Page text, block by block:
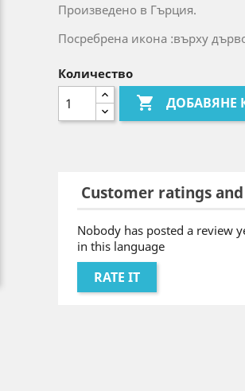
Произведено в Гърция.
Посребрена икона :върху
Количество
 ДОБАВЯНЕ
Customer ratings
Nobody has posted a review
in this language
RATE IT